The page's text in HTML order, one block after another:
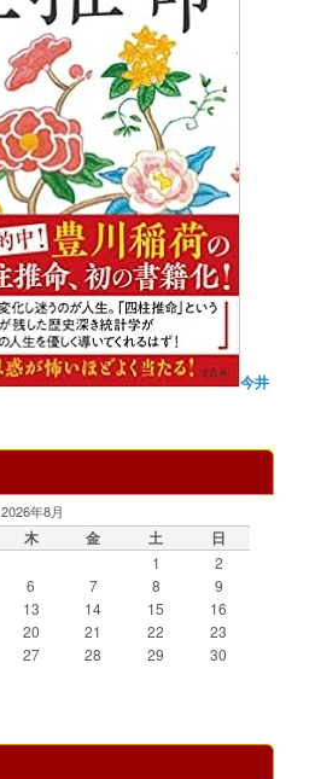
今井
2026年8月
木 金 土 日
1
2
6 7 8
9
13 14 15
16
20 21 22
23
27 28 29
30